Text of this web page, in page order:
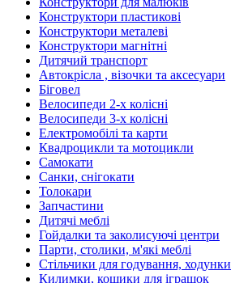
Конструктори пластикові
Конструктори металеві
Конструктори магнітні
Дитячий транспорт
Автокрісла , візочки та аксесуари
Біговел
Велосипеди 2-х колісні
Велосипеди 3-х колісні
Електромобілі та карти
Квадроцикли та мотоцикли
Самокати
Санки, снігокати
Толокари
Запчастини
Дитячі меблі
Гойдалки та заколисуючі центри
Парти, столики, м'які меблі
Стільчики для годування, ходунки
Килимки, кошики для іграшок